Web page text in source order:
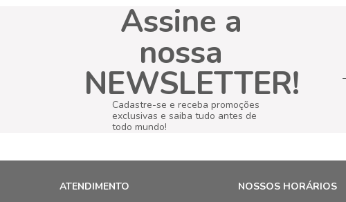
Assine a
nossa
NEWSLETTER!
Cadastre-se e receba promoções
exclusivas e saiba tudo antes de
todo mundo!
ATENDIMENTO
NOSSOS HORÁRIOS